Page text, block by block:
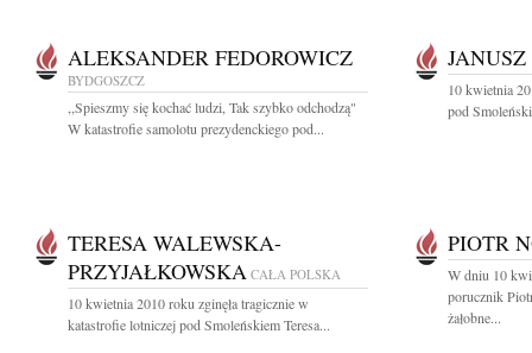
ALEKSANDER FEDOROWICZ
BYDGOSZCZ
,,Spieszmy się kochać ludzi, Tak szybko odchodzą"
W katastrofie samolotu prezydenckiego pod...
10 kwietnia
pod
TERESA WALEWSKA-
PRZYJAŁKOWSKA CAŁA POLSKA
10 kwietnia 2010 roku zginęła tragicznie w
katastrofie lotniczej pod Smoleńskiem Teresa...
PIOTR
W dniu 10
porucznik
żałobne...